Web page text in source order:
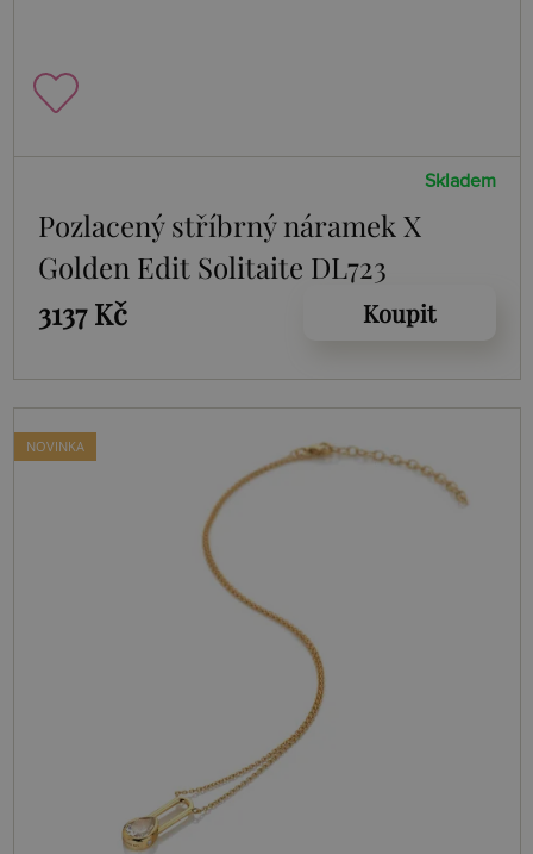
Skladem
Pozlacený stříbrný náramek X
Golden Edit Solitaite DL723
3137 Kč
Koupit
NOVINKA